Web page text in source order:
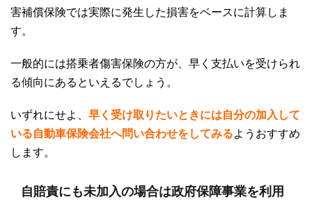
害補償保険では実際に発生した損害をベースに計算しま
す。
一般的には搭乗者傷害保険の方が、早く支払いを受けられ
る傾向にあるといえるでしょう。
いずれにせよ、 早く受け取りたいときには自分の加入して
いる自動車保険会社へ問い合わせをしてみるようおすすめ
します。
自賠責にも未加入の場合は政府保障事業を利用